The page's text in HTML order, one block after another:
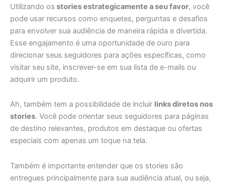
Utilizando os stories estrategicamente a seu favor, você
pode usar recursos como enquetes, perguntas e desafios
para envolver sua audiência de maneira rápida e divertida.
Esse engajamento é uma oportunidade de ouro para
direcionar seus seguidores para ações específicas, como
visitar seu site, inscrever-se em sua lista de e-mails ou
adquirir um produto.
Ah, também tem a possibilidade de incluir links diretos nos
stories. Você pode orientar seus seguidores para páginas
de destino relevantes, produtos em destaque ou ofertas
especiais com apenas um toque na tela.
Também é importante entender que os stories são
entregues principalmente para sua audiência atual, ou seja,